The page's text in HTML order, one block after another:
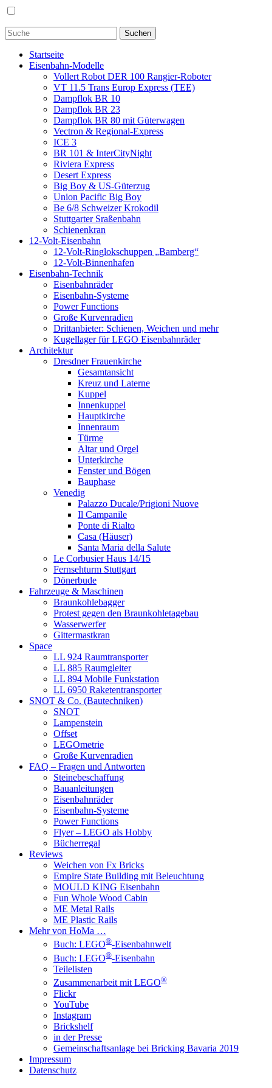
Startseite
Eisenbahn-Modelle
Vollert Robot DER 100 Rangier-Roboter
VT 11.5 Trans Europ Express (TEE)
Dampflok BR 10
Dampflok BR 23
Dampflok BR 80 mit Güterwagen
Vectron & Regional-Express
ICE 3
BR 101 & InterCityNight
Riviera Express
Desert Express
Big Boy & US-Güterzug
Union Pacific Big Boy
Be 6/8 Schweizer Krokodil
Stuttgarter Sraßenbahn
Schienenkran
12-Volt-Eisenbahn
12-Volt-Ringlokschuppen „Bamberg“
12-Volt-Binnenhafen
Eisenbahn-Technik
Eisenbahnräder
Eisenbahn-Systeme
Power Functions
Große Kurvenradien
Drittanbieter: Schienen, Weichen und mehr
Kugellager für LEGO Eisenbahnräder
Architektur
Dresdner Frauenkirche
Gesamtansicht
Kreuz und Laterne
Kuppel
Innenkuppel
Hauptkirche
Innenraum
Türme
Altar und Orgel
Unterkirche
Fenster und Bögen
Bauphase
Venedig
Palazzo Ducale/Prigioni Nuove
Il Campanile
Ponte di Rialto
Casa (Häuser)
Santa Maria della Salute
Le Corbusier Haus 14/15
Fernsehturm Stuttgart
Dönerbude
Fahrzeuge & Maschinen
Braunkohlebagger
Protest gegen den Braunkohletagebau
Wasserwerfer
Gittermastkran
Space
LL 924 Raumtransporter
LL 885 Raumgleiter
LL 894 Mobile Funkstation
LL 6950 Raketentransporter
SNOT & Co. (Bautechniken)
SNOT
Lampenstein
Offset
LEGOmetrie
Große Kurvenradien
FAQ – Fragen und Antworten
Steinebeschaffung
Bauanleitungen
Eisenbahnräder
Eisenbahn-Systeme
Power Functions
Flyer – LEGO als Hobby
Bücherregal
Reviews
Weichen von Fx Bricks
Empire State Building mit Beleuchtung
MOULD KING Eisenbahn
Fun Whole Wood Cabin
ME Metal Rails
ME Plastic Rails
Mehr von HoMa …
Buch: LEGO®-Eisenbahnwelt
Buch: LEGO®-Eisenbahn
Teilelisten
Zusammenarbeit mit LEGO®
Flickr
YouTube
Instagram
Brickshelf
in der Presse
Gemeinschaftsanlage bei Bricking Bavaria 2019
Impressum
Datenschutz